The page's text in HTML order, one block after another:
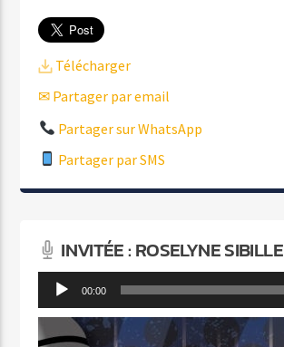
Télécharger
✉ Partager par email
Partager sur WhatsApp
Partager par SMS
INVITÉE : ROSELYNE SIBILLE
Lecteur 00:00